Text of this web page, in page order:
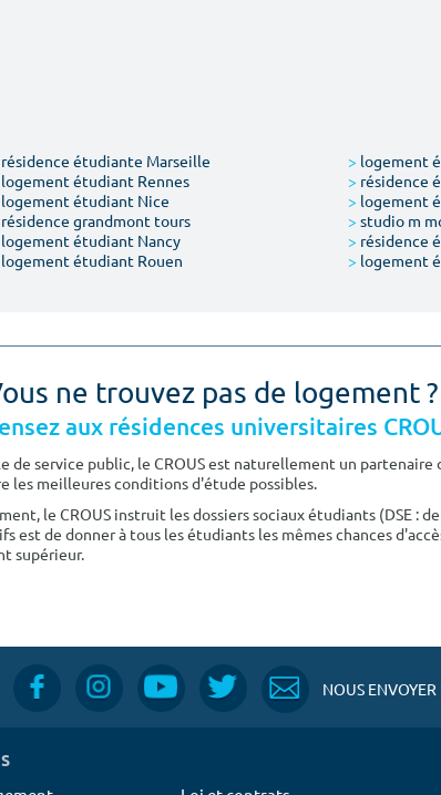
résidence étudiante Marseille > logement
logement étudiant Rennes > résidence
logement étudiant Nice > logement
résidence grandmont tours > studio m
logement étudiant Nancy > résidence
logement étudiant Rouen > logement
ne trouvez pas de logement ?
aux résidences universitaires
de service public, le CROUS est naturellement un
les meilleures conditions d'étude possibles.
le CROUS instruit les dossiers sociaux étudiants (DSE :
est de donner à tous les étudiants les mêmes chances
supérieur.
NOUS ENVOYER